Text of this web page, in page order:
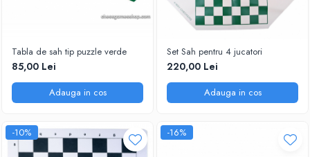
Tabla de sah tip puzzle verde
85,00 Lei
Adauga in cos
Set Sah pentru 4 jucatori
220,00 Lei
Adauga in cos
-10% -16%